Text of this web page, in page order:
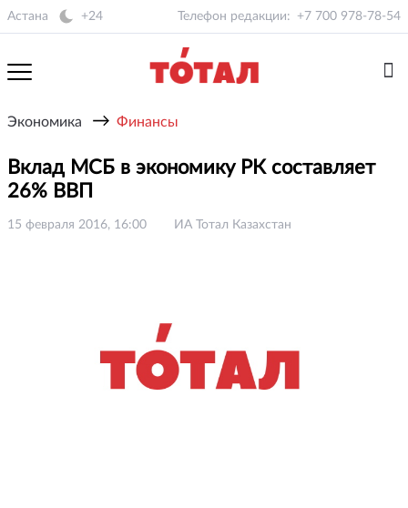
Астана +24 Телефон редакции: +7 700 978-78-54
Экономика → Финансы
Вклад МСБ в экономику РК составляет
26% ВВП
15 февраля 2016, 16:00 ИА Тотал Казахстан